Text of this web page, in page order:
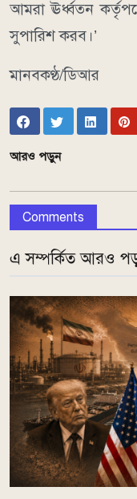
আমরা ঊর্ধ্বতন
সুপারিশ করব।’
মানবকণ্ঠ/ডিআর
আরও পড়ুন
Comments
এ সম্পর্কিত আরও